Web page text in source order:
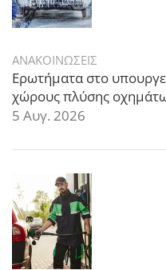
ΑΝΑΚΟΙΝΩΣΕΙΣ
Ερωτήματα στο
χώρους πλύσης
5 Αυγ. 2026